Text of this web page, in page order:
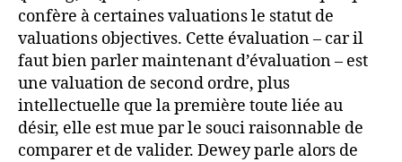
confère à certaines valuations le statut de
valuations objectives. Cette évaluation – car il
faut bien parler maintenant d’évaluation – est
une valuation de second ordre, plus
intellectuelle que la première toute liée au
désir, elle est mue par le souci raisonnable de
comparer et de valider. Dewey parle alors de